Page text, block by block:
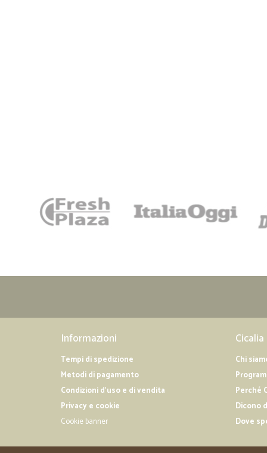
Informazioni
Tempi di spedizione
Metodi di pagamento
Condizioni d'uso e di vendita
Privacy e cookie
Cookie banner
Cicalia
Chi
Perché
Dicono
Dove